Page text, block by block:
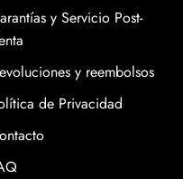
y Servicio Post-
y reembolsos
de Privacidad